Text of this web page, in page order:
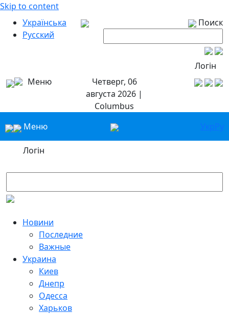
Skip to content
Українська
Русский
Поиск
Логін
Меню
Четверг, 06
августа 2026 |
Columbus
Меню
УкрРу
Логін
Новини
Последние
Важные
Украина
Киев
Днепр
Одесса
Харьков